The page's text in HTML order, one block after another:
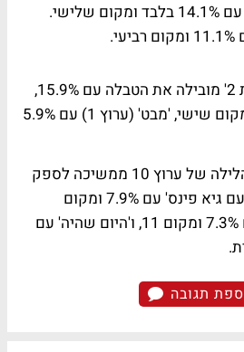
לא הכל' (רשת, ערוץ 2) עם 14.1% בלבד ומקום שלישי.
'חדשות 2' מובילה את הטבלה עם 15.9%,
'חדשות 10' עם 9.5% ומקום שישי, 'מבט' (ערוץ 1) עם 5.9%
ושוב, רצועת הלילה של ערוץ 10 ממשיכה לספק
נתונים טובים. 'ערב טוב עם גיא פינס' עם 7.9% ומקום
תשיעי, 'לילה כלכלי' עם 7.3% ומקום 11, ו'היום שהיה' עם
תגובה